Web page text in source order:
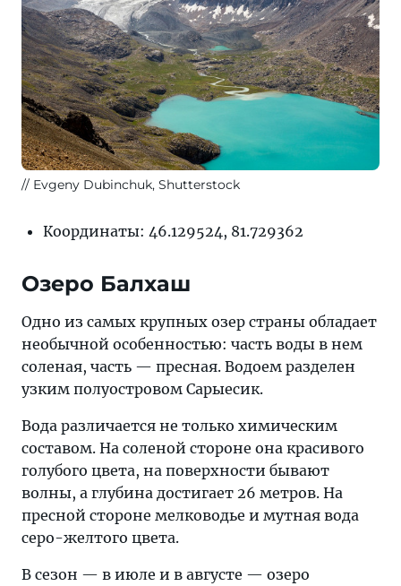
Evgeny Dubinchuk, Shutterstock
Координаты: 46.129524, 81.729362
Озеро Балхаш
Одно из самых крупных озер страны обладает
необычной особенностью: часть воды в нем
соленая, часть — пресная. Водоем разделен
узким полуостровом Сарыесик.
Вода различается не только химическим
составом. На соленой стороне она красивого
голубого цвета, на поверхности бывают
волны, а глубина достигает 26 метров. На
пресной стороне мелководье и мутная вода
серо-желтого цвета.
В сезон — в июле и в августе — озеро